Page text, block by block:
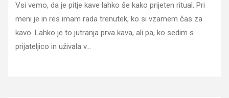
Vsi vemo, da je pitje kave lahko še kako prijeten ritual. Pri
meni je in res imam rada trenutek, ko si vzamem čas za
kavo. Lahko je to jutranja prva kava, ali pa, ko sedim s
prijateljico in uživala v…